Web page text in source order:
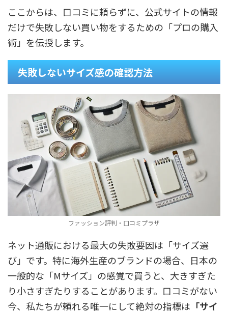
ここからは、口コミに頼らずに、公式サイトの情報
だけで失敗しない買い物をするための「プロの購入
術」を伝授します。
失敗しないサイズ感の確認方法
ファッション評判・口コミプラザ
ネット通販における最大の失敗要因は「サイズ選
び」です。特に海外生産のブランドの場合、日本の
一般的な「Mサイズ」の感覚で買うと、大きすぎた
り小さすぎたりすることがあります。口コミがない
今、私たちが頼れる唯一にして絶対の指標は 「サイ